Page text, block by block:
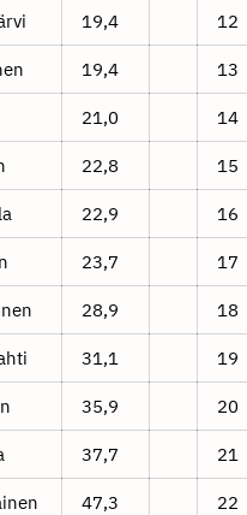
19,4 12
19,4 13
21,0 14
22,8 15
22,9 16
23,7 17
28,9 18
31,1 19
35,9 20
37,7 21
47,3 22